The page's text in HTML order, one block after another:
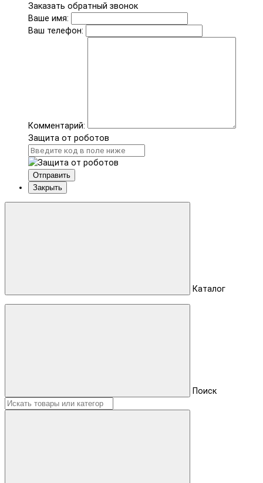
Заказать обратный звонок
Ваше имя:
Ваш телефон:
Комментарий:
Защита от роботов
Отправить
Закрыть
Каталог
Поиск